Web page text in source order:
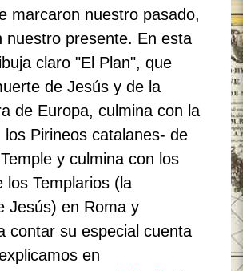
marcaron nuestro pasado,
nuestro presente. En esta
claro "El Plan", que
de Jesús y de la
de Europa, culmina con la
los Pirineos catalanes- de
y culmina con los
los Templarios (la
Jesús) en Roma y
contar su especial cuenta
en